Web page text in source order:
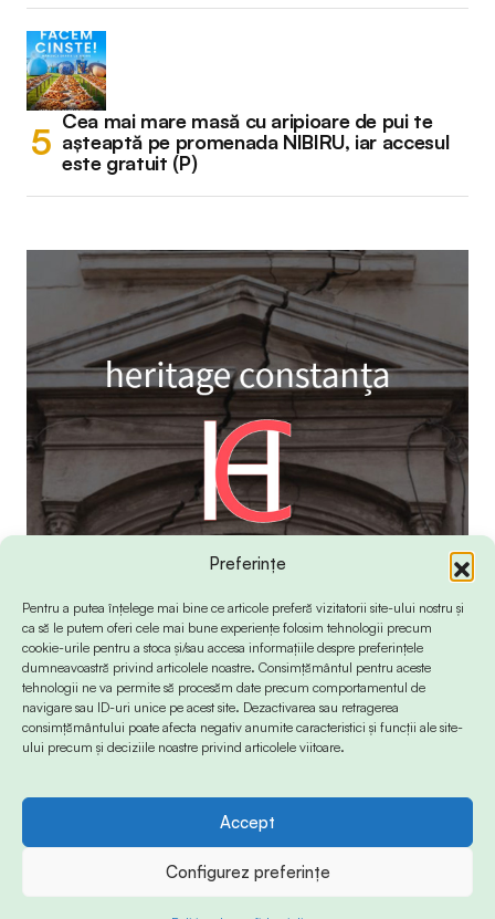
Preferințe
Pentru a putea înțelege mai bine ce articole preferă vizitatorii site-ului nostru și
ca să le putem oferi cele mai bune experiențe folosim tehnologii precum
cookie-urile pentru a stoca și/sau accesa informațiile despre preferințele
dumneavoastră privind articolele noastre. Consimțământul pentru aceste
tehnologii ne va permite să procesăm date precum comportamentul de
navigare sau ID-uri unice pe acest site. Dezactivarea sau retragerea
consimțământului poate afecta negativ anumite caracteristici și funcții ale site-
ului precum și deciziile noastre privind articolele viitoare.
Accept
Configurez preferințe
Cea mai mare masă cu aripioare de pui te
așteaptă pe promenada NIBIRU, iar accesul
este gratuit (P)
© 2024 Info-Sud-Est. All Rights Reserved.